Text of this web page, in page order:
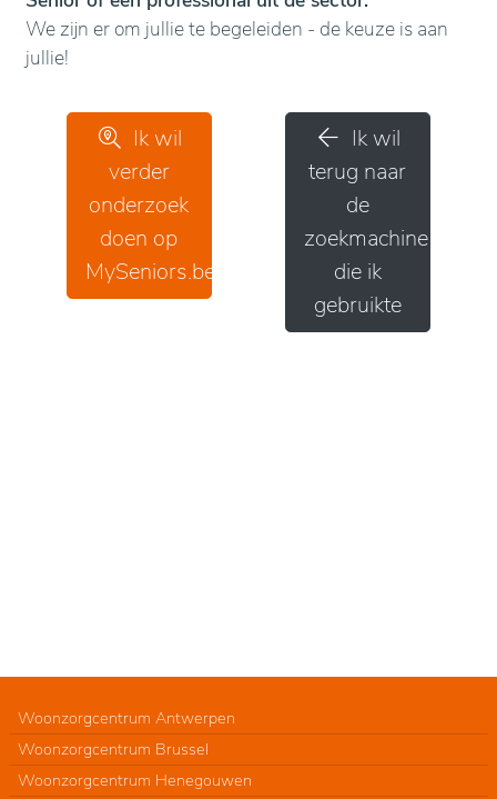
We zijn er om jullie te begeleiden - de keuze is aan
jullie!
Ik wil
verder
onderzoek
doen op
MySeniors.be
Ik wil
terug naar
de
zoekmachine
die ik
gebruikte
Woonzorgcentrum Antwerpen
Woonzorgcentrum Brussel
Woonzorgcentrum Henegouwen